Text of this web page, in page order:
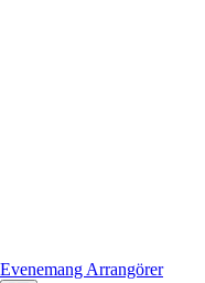
Evenemang Arrangörer